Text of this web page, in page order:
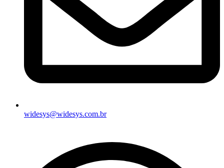
widesys@widesys.com.br